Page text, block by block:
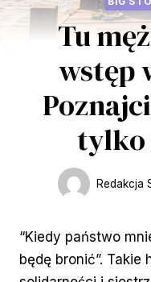
Tu
wstęp
tylko
Redakcja
“Kiedy państwo
będę bronić”. Takie